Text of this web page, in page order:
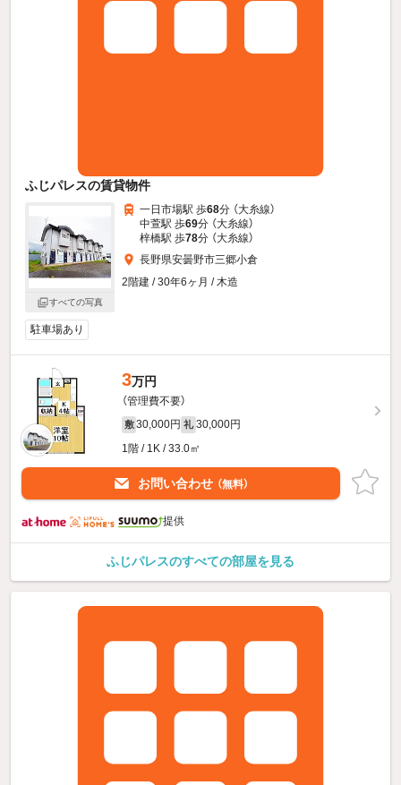
ふじパレスの賃貸物件
すべての写真
一日市場駅 歩68分 （大糸線）
中萱駅 歩69分 （大糸線）
梓橋駅 歩78分 （大糸線）
長野県安曇野市三郷小倉
2階建 / 30年6ヶ月 / 木造
駐車場あり
3万円
（管理費不要）
敷 30,000円 礼 30,000円
1階 / 1K / 33.0㎡
お問い合わせ （無料）
提供
ふじパレスのすべての部屋を見る